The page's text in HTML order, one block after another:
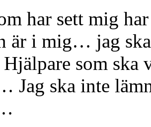
har sett mig
är i mig… jag ska
Hjälpare som ska
Jag ska inte